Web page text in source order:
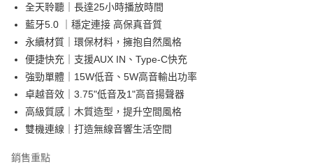
全天聆聽｜長達25小時播放時間
藍牙5.0 ｜穩定連接 高保真音質
永續材質｜環保材料，擁抱自然風格
便捷快充｜支援AUX IN、Type-C快充
強勁單體｜15W低音、5W高音輸出功率
卓越音效｜3.75"低音及1"高音揚聲器
高級質感｜木質造型，提升空間風格
雙機連線｜打造無線音響生活空間
銷售重點